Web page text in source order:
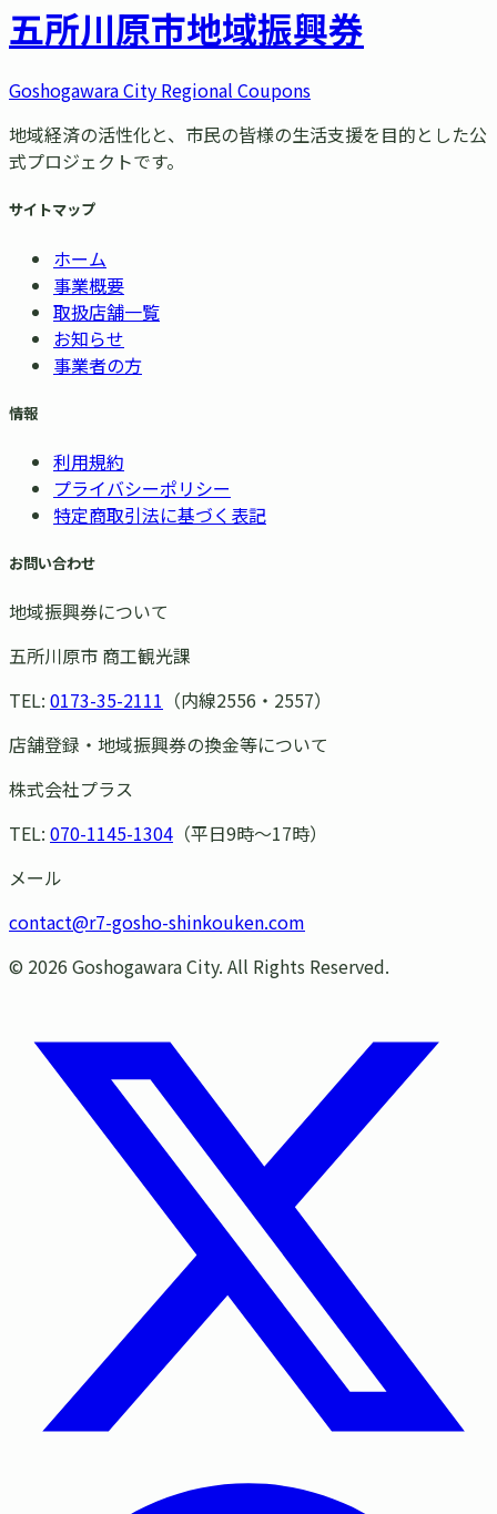
五所川原市地域振興券
Goshogawara City Regional Coupons
地域経済の活性化と、市民の皆様の生活支援を目的とした公
式プロジェクトです。
サイトマップ
ホーム
事業概要
取扱店舗一覧
お知らせ
事業者の方
情報
利用規約
プライバシーポリシー
特定商取引法に基づく表記
お問い合わせ
地域振興券について
五所川原市 商工観光課
TEL: 0173-35-2111 （内線2556・2557）
店舗登録・地域振興券の換金等について
株式会社プラス
TEL: 070-1145-1304 （平日9時〜17時）
メール
contact@r7-gosho-shinkouken.com
© 2026 Goshogawara City. All Rights Reserved.